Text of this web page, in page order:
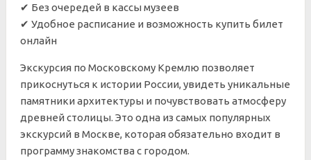
✔ Без очередей в кассы музеев
✔ Удобное расписание и возможность купить билет
онлайн
Экскурсия по Московскому Кремлю позволяет
прикоснуться к истории России, увидеть уникальные
памятники архитектуры и почувствовать атмосферу
древней столицы. Это одна из самых популярных
экскурсий в Москве, которая обязательно входит в
программу знакомства с городом.